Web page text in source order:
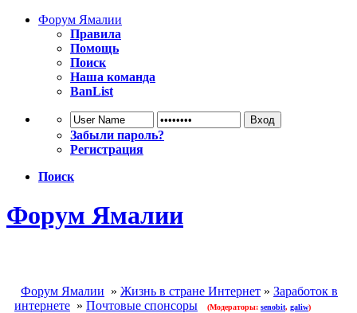
Форум Ямалии
Правила
Помощь
Поиск
Наша команда
BanList
Забыли пароль?
Регистрация
Поиск
Форум Ямалии
Форум Ямалии » Жизнь в стране Интернет » Заработок в
интернете » Почтовые спонсоры (Модераторы: senobit, galiw)